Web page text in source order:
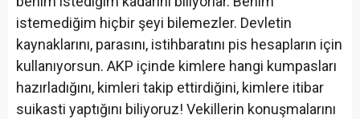
istemediğim hiçbir şeyi bilemezler. Devletin
kaynaklarını, parasını, istihbaratını pis hesapların için
kullanıyorsun. AKP içinde kimlere hangi kumpasları
hazırladığını, kimleri takip ettirdiğini, kimlere itibar
suikasti yaptığını biliyoruz! Vekillerin konuşmalarını